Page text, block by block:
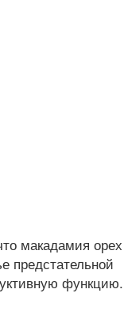
макадамия орех
предстательной
функцию.